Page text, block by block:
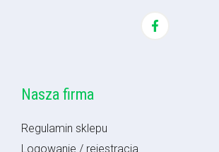
Nasza firma
Regulamin sklepu
Logowanie / rejestracja